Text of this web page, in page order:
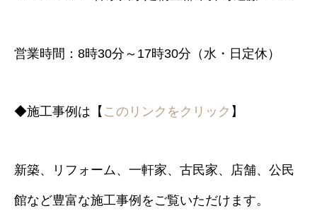
営業時間：8時30分～17時30分（水・日定休）
◆施工事例は【 このリンクをクリック 】
新築、リフォーム、一軒家、古民家、店舗、公民
館など豊富な施工事例をご覧いただけます。